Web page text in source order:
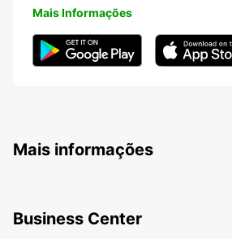
Mais Informações
Mais informações
Business Center